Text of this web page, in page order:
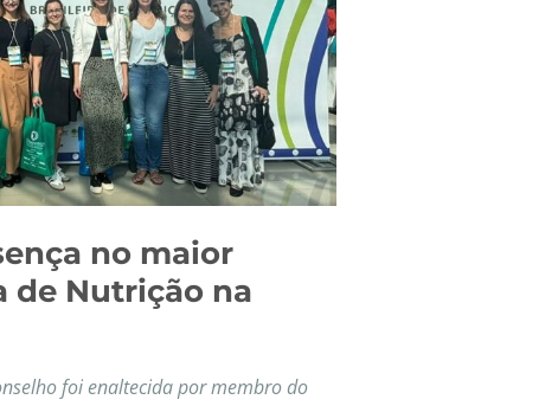
no maior
de Nutrição na
foi enaltecida por membro do